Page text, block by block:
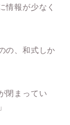
情報が少なく
の、和式しか
閉まってい